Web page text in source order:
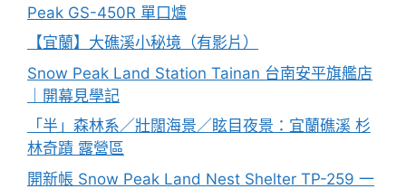
Peak GS-450R 單口爐
【宜蘭】大礁溪小秘境（有影片）
Snow Peak Land Station Tainan 台南安平旗艦店
｜開幕見學記
「半」森林系／壯闊海景／眩目夜景：宜蘭礁溪 杉
林奇蹟 露營區
開新帳 Snow Peak Land Nest Shelter TP-259 一